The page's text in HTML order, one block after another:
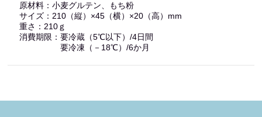
原材料：小麦グルテン、もち粉
サイズ：210（縦）×45（横）×20（高）mm
重さ：210ｇ
消費期限：要冷蔵（5℃以下）/4日間
要冷凍（－18℃）/6か月